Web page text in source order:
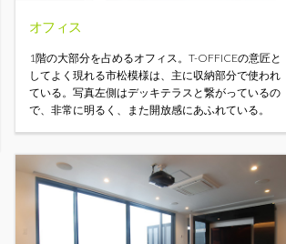
オフィス
1階の大部分を占めるオフィス。T-OFFICEの意匠と
してよく現れる市松模様は、主に収納部分で使われ
ている。写真左側はデッキテラスと繋がっているの
で、非常に明るく、また開放感にあふれている。